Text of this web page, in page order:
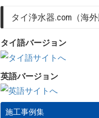
タイ浄水器.com（海外
タイ語バージョン
英語バージョン
施工事例集